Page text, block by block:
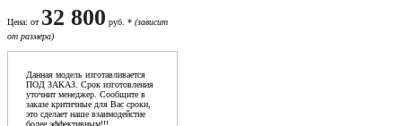
Цена: от 32 800 руб. * (зависит
от размера)
Данная модель изготавливается
ПОД ЗАКАЗ. Срок изготовления
уточнит менеджер. Сообщите в
заказе критичные для Вас сроки,
это сделает наше взаимодейстие
более эффективным!!!